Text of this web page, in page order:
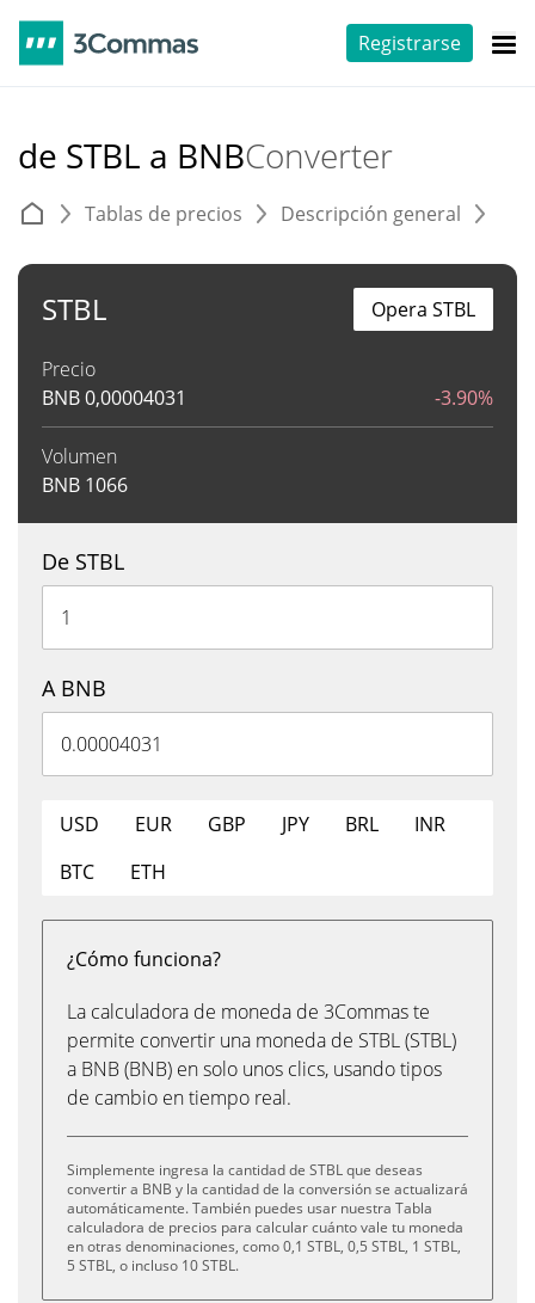
Registrarse
de STBL a BNBConverter
Tablas de precios Descripción general
STBL
Precio
BNB0,00004031 -3.90%
Volumen
BNB 1066
Opera STBL
De STBL
A BNB
USD EUR GBP JPY BRL
INR
BTC
ETH
¿Cómo funciona?
La calculadora de moneda de 3Commas te
permite convertir una moneda de STBL (STBL)
a BNB (BNB) en solo unos clics, usando tipos
de cambio en tiempo real.
Simplemente ingresa la cantidad de STBL que deseas
convertir a BNB y la cantidad de la conversión se actualizará
automáticamente. También puedes usar nuestra Tabla
calculadora de precios para calcular cuánto vale tu moneda
en otras denominaciones, como 0,1 STBL, 0,5 STBL, 1 STBL,
5 STBL, o incluso 10 STBL.